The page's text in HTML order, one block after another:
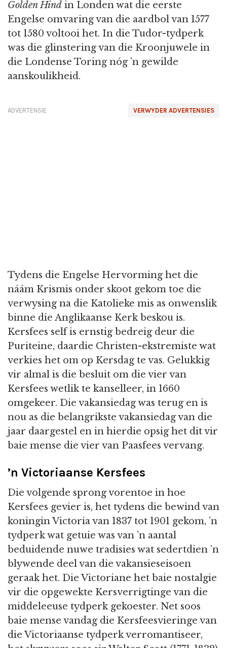
Golden Hind in Londen wat die eerste
Engelse omvaring van die aardbol van 1577
tot 1580 voltooi het. In die Tudor-tydperk
was die glinstering van die Kroonjuwele in
die Londense Toring nóg ’n gewilde
aanskoulikheid.
VERWYDER ADVERTENSIES
ADVERTENSIE
Tydens die Engelse Hervorming het die
náám Krismis onder skoot gekom toe die
verwysing na die Katolieke mis as onwenslik
binne die Anglikaanse Kerk beskou is.
Kersfees self is ernstig bedreig deur die
Puriteine, daardie Christen-ekstremiste wat
verkies het om op Kersdag te vas. Gelukkig
vir almal is die besluit om die vier van
Kersfees wetlik te kanselleer, in 1660
omgekeer. Die vakansiedag was terug en is
nou as die belangrikste vakansiedag van die
jaar daargestel en in hierdie opsig het dit vir
baie mense die vier van Paasfees vervang.
’n Victoriaanse Kersfees
Die volgende sprong vorentoe in hoe
Kersfees gevier is, het tydens die bewind van
koningin Victoria van 1837 tot 1901 gekom, ’n
tydperk wat getuie was van ’n aantal
beduidende nuwe tradisies wat sedertdien ’n
blywende deel van die vakansieseisoen
geraak het. Die Victoriane het baie nostalgie
vir die opgewekte Kersverrigtinge van die
middeleeuse tydperk gekoester. Net soos
baie mense vandag die Kersfeesvieringe van
die Victoriaanse tydperk verromantiseer,